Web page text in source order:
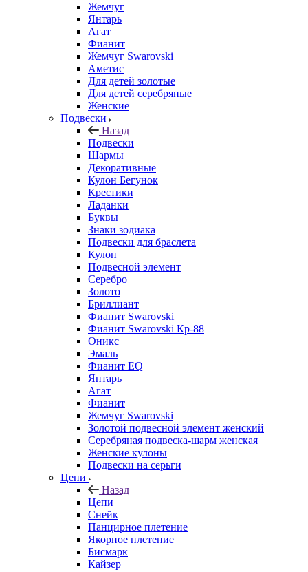
Жемчуг
Янтарь
Агат
Фианит
Жемчуг Swarovski
Аметис
Для детей золотые
Для детей серебряные
Женские
Подвески
Назад
Подвески
Шармы
Декоративные
Кулон Бегунок
Крестики
Ладанки
Буквы
Знаки зодиака
Подвески для браслета
Кулон
Подвесной элемент
Серебро
Золото
Бриллиант
Фианит Swarovski
Фианит Swarovski Кр-88
Оникс
Эмаль
Фианит EQ
Янтарь
Агат
Фианит
Жемчуг Swarovski
Золотой подвесной элемент женcкий
Серебряная подвеска-шарм женская
Женские кулоны
Подвески на серьги
Цепи
Назад
Цепи
Снейк
Панцирное плетение
Якорное плетение
Бисмарк
Кайзер